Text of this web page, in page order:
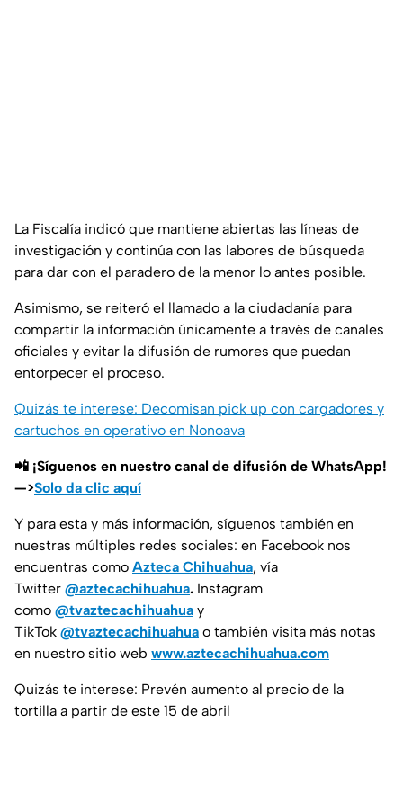
La Fiscalía indicó que mantiene abiertas las líneas de
investigación y continúa con las labores de búsqueda
para dar con el paradero de la menor lo antes posible.
Asimismo, se reiteró el llamado a la ciudadanía para
compartir la información únicamente a través de canales
oficiales y evitar la difusión de rumores que puedan
entorpecer el proceso.
Quizás te interese: Decomisan pick up con cargadores y
cartuchos en operativo en Nonoava
📲 ¡Síguenos en nuestro canal de difusión de WhatsApp!
—>Solo da clic aquí
Y para esta y más información, síguenos también en
nuestras múltiples redes sociales: en Facebook nos
encuentras como Azteca Chihuahua, vía
Twitter @aztecachihuahua. Instagram
como @tvaztecachihuahua y
TikTok @tvaztecachihuahua o también visita más notas
en nuestro sitio web www.aztecachihuahua.com
Quizás te interese: Prevén aumento al precio de la
tortilla a partir de este 15 de abril